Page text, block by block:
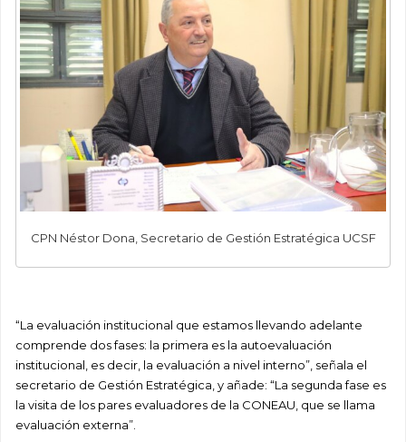
CPN Néstor Dona, Secretario de Gestión Estratégica UCSF
“La evaluación institucional que estamos llevando adelante
comprende dos fases: la primera es la autoevaluación
institucional, es decir, la evaluación a nivel interno”, señala el
secretario de Gestión Estratégica, y añade: “La segunda fase es
la visita de los pares evaluadores de la CONEAU, que se llama
evaluación externa”.